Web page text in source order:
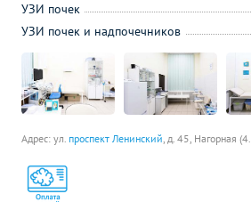
Адрес: ул. проспект Ленинский, д. 45, Нагорная
УЗИ почек
УЗИ почек и надпочечников